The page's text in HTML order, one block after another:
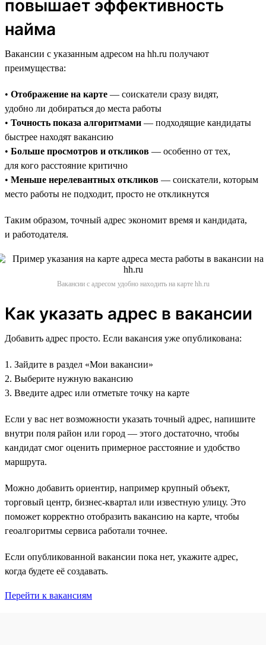
повышает эффективность
найма
Вакансии с указанным адресом на hh.ru получают
преимущества:
• Отображение на карте — соискатели сразу видят,
удобно ли добираться до места работы
• Точность показа алгоритмами — подходящие кандидаты
быстрее находят вакансию
• Больше просмотров и откликов — особенно от тех,
для кого расстояние критично
• Меньше нерелевантных откликов — соискатели, которым
место работы не подходит, просто не откликнутся
Таким образом, точный адрес экономит время и кандидата,
и работодателя.
Вакансии с адресом удобно находить на карте hh.ru
Как указать адрес в вакансии
Добавить адрес просто. Если вакансия уже опубликована:
1. Зайдите в раздел «Мои вакансии»
2. Выберите нужную вакансию
3. Введите адрес или отметьте точку на карте
Если у вас нет возможности указать точный адрес, напишите
внутри поля район или город — этого достаточно, чтобы
кандидат смог оценить примерное расстояние и удобство
маршрута.
Можно добавить ориентир, например крупный объект,
торговый центр, бизнес-квартал или известную улицу. Это
поможет корректно отобразить вакансию на карте, чтобы
геоалгоритмы сервиса работали точнее.
Если опубликованной вакансии пока нет, укажите адрес,
когда будете её создавать.
Перейти к вакансиям